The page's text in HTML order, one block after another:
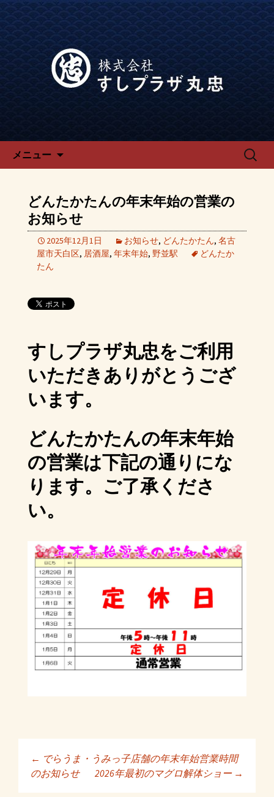
宴会、飲み会なら回転寿司「で
らうま」のブログ
宴会、飲み会なら回転寿司「でらう
ま」の公式ブログです。
メニュー
検
どんたかたんの年末年始の営業の
お知らせ
2025年12月1日 お知らせ, どんたかたん, 名古
屋市天白区, 居酒屋, 年末年始, 野並駅
どんたか
たん
すしプラザ丸忠をご利用
いただきありがとうござ
います。
どんたかたんの年末年始
の営業は下記の通りにな
ります。ご了承くださ
い。
投稿ナビゲーショ
← でらうま・うみっ子店舗の年末年始営業時間
のお知らせ
2026年最初のマグロ解体ショー →